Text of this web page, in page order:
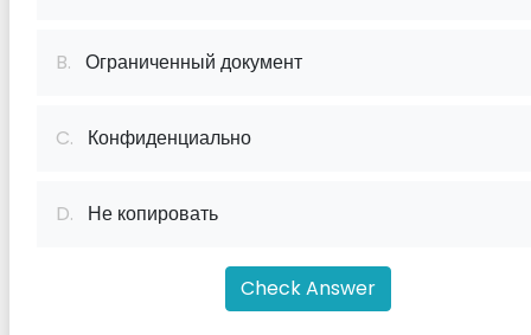
B. Ограниченный документ
C. Конфиденциально
D. Не копировать
Check Answer